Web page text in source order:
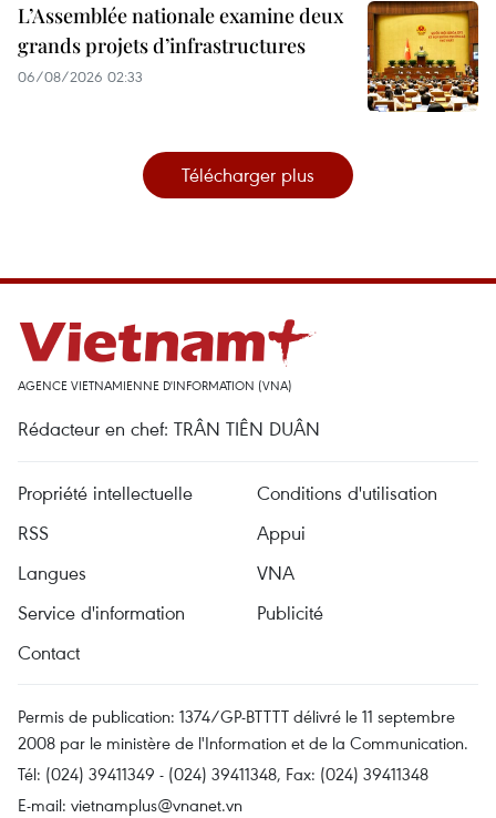
L’Assemblée nationale examine deux
grands projets d’infrastructures
06/08/2026 02:33
Télécharger plus
AGENCE VIETNAMIENNE D'INFORMATION (VNA)
Rédacteur en chef: TRÂN TIÊN DUÂN
Propriété intellectuelle
Conditions d'utilisation
RSS
Appui
Langues
VNA
Service d'information
Publicité
Contact
Permis de publication: 1374/GP-BTTTT délivré le 11 septembre
2008 par le ministère de l'Information et de la Communication.
Tél: (024) 39411349 - (024) 39411348, Fax: (024) 39411348
E-mail: vietnamplus@vnanet.vn